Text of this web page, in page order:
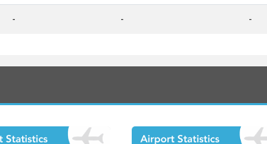
- - -